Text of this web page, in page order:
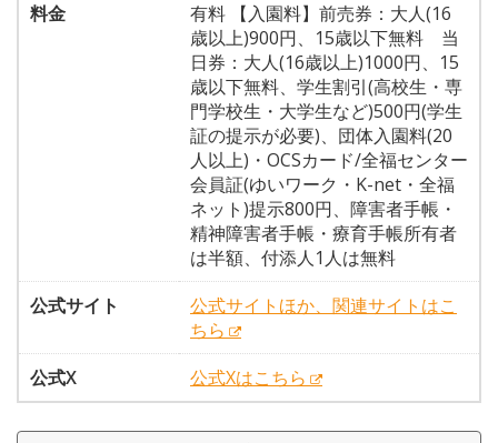
料金
有料 【入園料】前売券：大人(16
歳以上)900円、15歳以下無料 当
日券：大人(16歳以上)1000円、15
歳以下無料、学生割引(高校生・専
門学校生・大学生など)500円(学生
証の提示が必要)、団体入園料(20
人以上)・OCSカード/全福センター
会員証(ゆいワーク・K-net・全福
ネット)提示800円、障害者手帳・
精神障害者手帳・療育手帳所有者
は半額、付添人1人は無料
公式サイト
公式サイトほか、関連サイトはこ
ちら
公式X
公式Xはこちら